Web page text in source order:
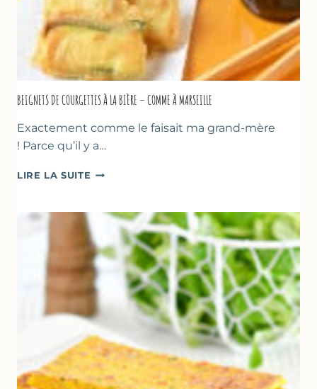
BEIGNETS DE COURGETTES À LA BIÈRE – COMME À MARSEILLE
Exactement comme le faisait ma grand-mère
! Parce qu’il y a…
LIRE LA SUITE BEIGNETS
LA
BIÈRE
–
COMME
À
MARSEILLE